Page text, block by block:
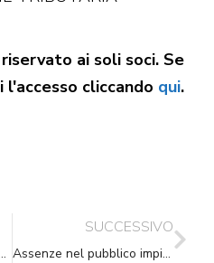
ai soli soci. Se
cliccando qui.
2009) 03/07/2009, n. 15718
SUCCESSIVO
Assenze nel pubblico impiego, la Regione Toscana cancella le norme più discriminatorie